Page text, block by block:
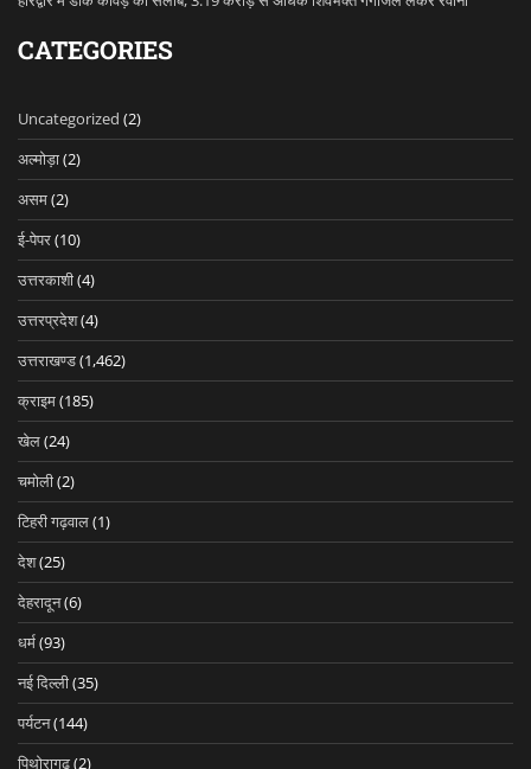
CATEGORIES
Uncategorized (2)
अल्मोड़ा(2)
असम(2)
ई-पेपर(10)
उत्तरकाशी(4)
उत्तरप्रदेश(4)
उत्तराखण्ड(1,462)
क्राइम(185)
खेल(24)
चमोली(2)
टिहरी गढ़वाल(1)
देश(25)
देहरादून(6)
धर्म(93)
नई दिल्ली(35)
पर्यटन(144)
पिथोरागढ़(2)